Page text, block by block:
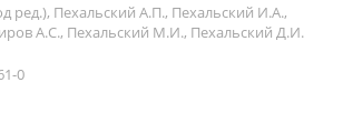
ред.), Пехальский А.П., Пехальский И.А.,
А.С., Пехальский М.И., Пехальский Д.И.
0